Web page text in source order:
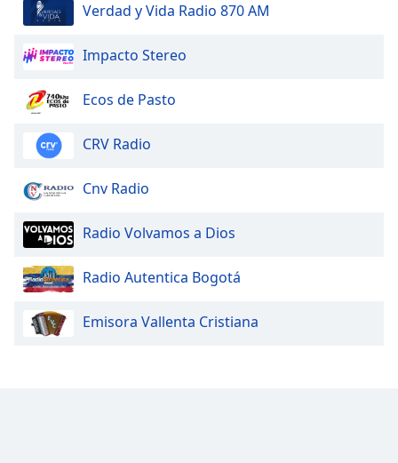
Verdad y Vida Radio 870 AM
Impacto Stereo
Ecos de Pasto
CRV Radio
Cnv Radio
Radio Volvamos a Dios
Radio Autentica Bogotá
Emisora Vallenta Cristiana